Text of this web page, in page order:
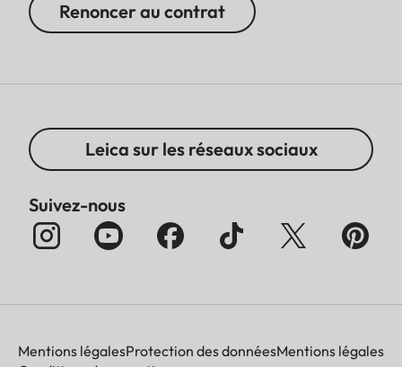
Renoncer au contrat
Leica sur les réseaux sociaux
Suivez-nous
Mentions légalesProtection des donnéesMentions légales